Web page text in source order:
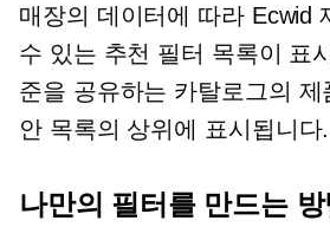
매장의 데이터에 따라 Ecwid
수 있는 추천 필터 목록이 표
준을 공유하는 카탈로그의 제
안 목록의 상위에 표시됩니다.
나만의 필터를 만드는 방